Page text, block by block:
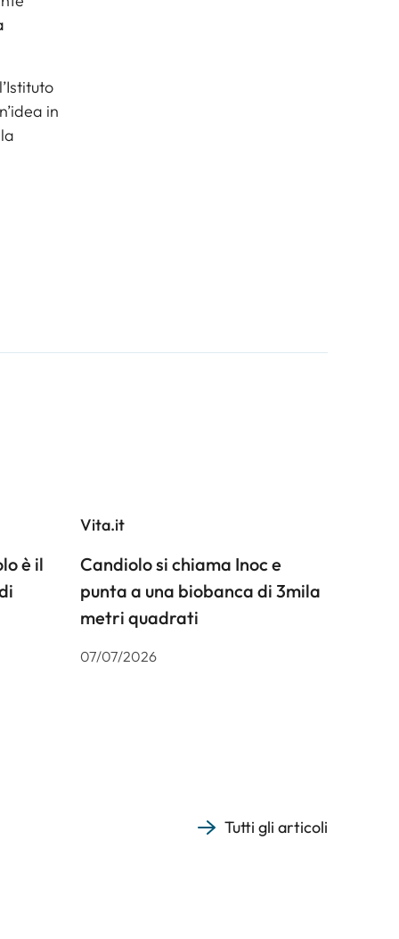
in
è il
Vita.it
Candiolo si chiama Inoc e
punta a una biobanca di 3mila
metri quadrati
07/07/2026
Tutti gli articoli